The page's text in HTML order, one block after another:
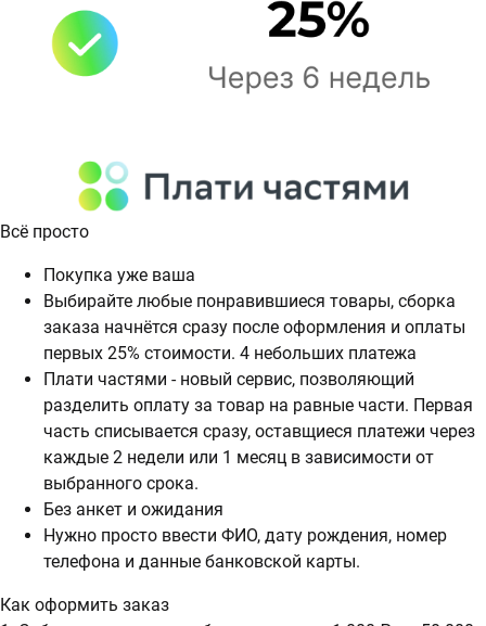
Всё просто
Покупка уже ваша
Выбирайте любые понравившиеся товары, сборка
заказа начнётся сразу после оформления и оплаты
первых 25% стоимости. 4 небольших платежа
Плати частями - новый сервис, позволяющий
разделить оплату за товар на равные части. Первая
часть списывается сразу, оставщиеся платежи через
каждые 2 недели или 1 месяц в зависимости от
выбранного срока.
Без анкет и ожидания
Нужно просто ввести ФИО, дату рождения, номер
телефона и данные банковской карты.
Как оформить заказ